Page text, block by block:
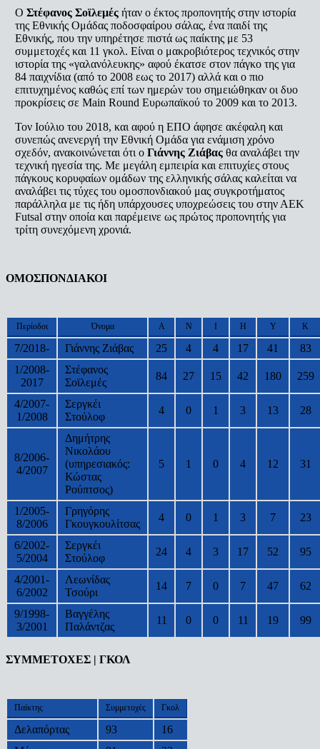
ΟΣτέφανος Σοϊλεμές ήταν ο έκτος προπονητής στην ιστορία
της Εθνικής Ομάδας ποδοσφαίρου σάλας, ένα παιδί της
Εθνικής, που την υπηρέτησε πιστά ως παίκτης με 53
συμμετοχές και 11 γκολ. Είναι ο μακροβιότερος τεχνικός στην
ιστορία της «γαλανόλευκης» αφού έκατσε στον πάγκο της για
84 παιχνίδια (από το 2008 εως το 2017) αλλά και ο πιο
επιτυχημένος καθώς επί των ημερών του σημειώθηκαν οι δυο
προκρίσεις σε Main Round Ευρωπαϊκού το 2009 και το 2013.
Τον Ιούλιο του 2018, και αφού η ΕΠΟ άφησε ακέφαλη και
συνεπώς ανενεργή την Εθνική Ομάδα για ενάμιση χρόνο
σχεδόν, ανακοινώνεται ότι οΓιάννης Ζιάβας θα αναλάβει την
τεχνική ηγεσία της. Με μεγάλη εμπειρία και επιτυχίες στους
πάγκους κορυφαίων ομάδων της ελληνικής σάλας καλείται να
αναλάβει τις τύχες του ομοσπονδιακού μας συγκροτήματος
παράλληλα με τις ήδη υπάρχουσες υποχρεώσεις του στην ΑΕΚ
Futsal στην οποία και παρέμεινε ως πρώτος προπονητής για
τρίτη συνεχόμενη χρονιά.
ΟΜΟΣΠΟΝΔΙΑΚΟΙ
Περίοδοι Όνομα Α Ν Ι Η Υ Κ
7/2018- Γιάννης Ζιάβας 25 4 4 17 41
83
1/2008-
2017
Στέφανος
Σοϊλεμές
84 27 15 42 180 259
4/2007-
1/2008
Σεργκέι
Στούλοφ
4 0 1 3 13 28
8/2006-
4/2007
Δημήτρης
Νικολάου
(υπηρεσιακός:
Κώστας
Ρούπτσος)
5 1 0 4 12 31
1/2005-
8/2006
Γρηγόρης
Γκουγκουλίτσας
4 0 1 3 7 23
6/2002-
5/2004
Σεργκέι
Στούλοφ
24 4 3 17 52 95
4/2001-
6/2002
Λεωνίδας
Τσούρι
14 7 0 7 47 62
9/1998-
3/2001
Βαγγέλης
Παλάντζας
11 0 0 11 19 99
ΣΥΜΜΕΤΟΧΕΣ | ΓΚΟΛ
Παίκτης Συμμετοχές Γκολ
Δελαπόρτας 93
16